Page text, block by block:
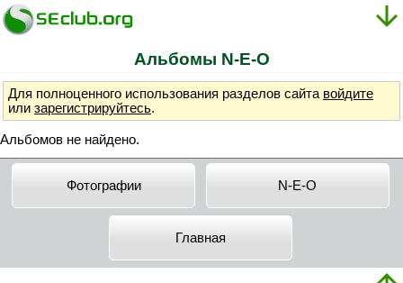
Альбомы N-E-O
Для полноценного использования разделов сайта войдите
или зарегистрируйтесь.
Альбомов не найдено.
Фотографии N-E-O
Главная